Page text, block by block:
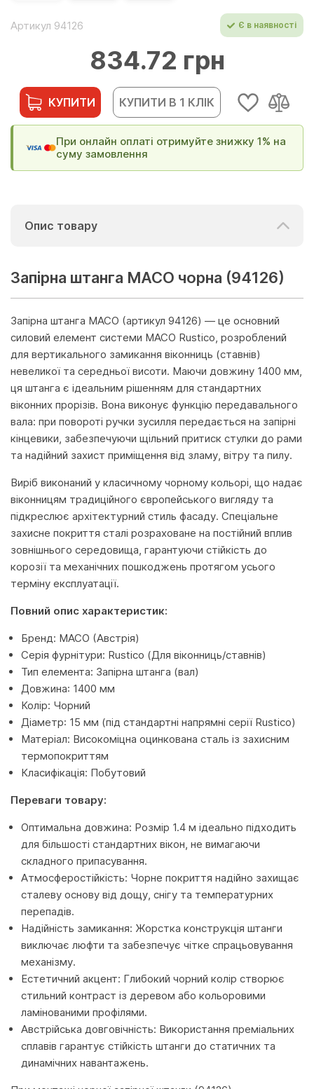
Артикул 94126 Є в наявності
834.72 грн
КУПИТИ КУПИТИ В 1 КЛІК
При онлайн оплаті отримуйте знижку 1% на
суму замовлення
Опис товару
Запірна штанга MACO чорна (94126)
Запірна штанга MACO (артикул 94126) — це основний
силовий елемент системи MACO Rustico, розроблений
для вертикального замикання віконниць (ставнів)
невеликої та середньої висоти. Маючи довжину 1400 мм,
ця штанга є ідеальним рішенням для стандартних
віконних прорізів. Вона виконує функцію передавального
вала: при повороті ручки зусилля передається на запірні
кінцевики, забезпечуючи щільний притиск стулки до рами
та надійний захист приміщення від зламу, вітру та пилу.
Виріб виконаний у класичному чорному кольорі, що надає
віконницям традиційного європейського вигляду та
підкреслює архітектурний стиль фасаду. Спеціальне
захисне покриття сталі розраховане на постійний вплив
зовнішнього середовища, гарантуючи стійкість до
корозії та механічних пошкоджень протягом усього
терміну експлуатації.
Повний опис характеристик:
Бренд: MACO (Австрія)
Серія фурнітури: Rustico (Для віконниць/ставнів)
Тип елемента: Запірна штанга (вал)
Довжина: 1400 мм
Колір: Чорний
Діаметр: 15 мм (під стандартні напрямні серії Rustico)
Матеріал: Високоміцна оцинкована сталь із захисним
термопокриттям
Класифікація: Побутовий
Переваги товару:
Оптимальна довжина: Розмір 1.4 м ідеально підходить
для більшості стандартних вікон, не вимагаючи
складного припасування.
Атмосферостійкість: Чорне покриття надійно захищає
сталеву основу від дощу, снігу та температурних
перепадів.
Надійність замикання: Жорстка конструкція штанги
виключає люфти та забезпечує чітке спрацьовування
механізму.
Естетичний акцент: Глибокий чорний колір створює
стильний контраст із деревом або кольоровими
ламінованими профілями.
Австрійська довговічність: Використання преміальних
сплавів гарантує стійкість штанги до статичних та
динамічних навантажень.